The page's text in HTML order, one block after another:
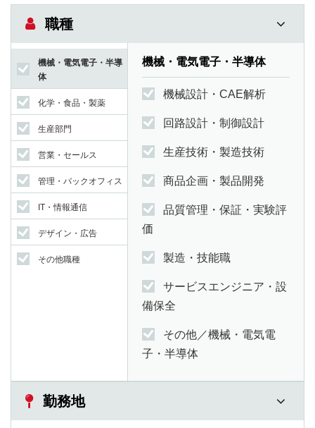
職種
機械・電気電子・半導
体
化学・食品・製薬
生産部門
営業・セールス
管理・バックオフィス
IT・情報通信
デザイン・広告
その他職種
機械・電気電子・半導体
機械設計・CAE解析
回路設計・制御設計
生産技術・製造技術
商品企画・製品開発
品質管理・保証・実験評
価
製造・技能職
サービスエンジニア・設
備保全
その他／機械・電気電
子・半導体
勤務地